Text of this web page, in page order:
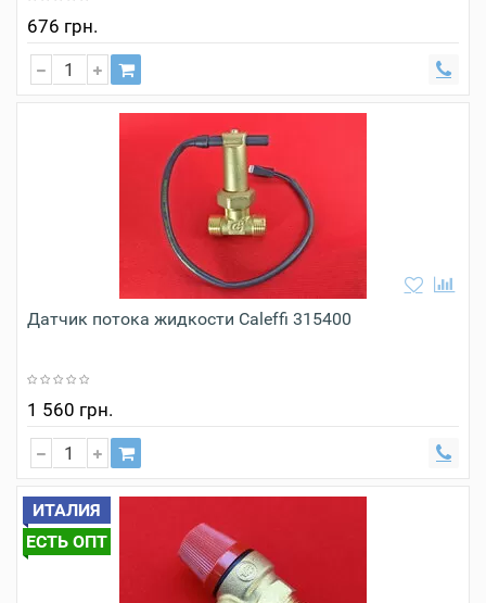
676 грн.
Датчик потока жидкости Caleffi 315400
1 560 грн.
ИТАЛИЯ
ЕСТЬ ОПТ